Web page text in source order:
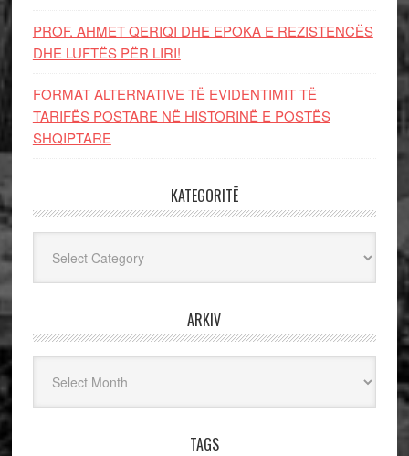
PROF. AHMET QERIQI DHE EPOKA E REZISTENCЁS
DHE LUFTЁS PЁR LIRI!
FORMAT ALTERNATIVE TË EVIDENTIMIT TË
TARIFËS POSTARE NË HISTORINË E POSTËS
SHQIPTARE
KATEGORITË
ARKIV
TAGS